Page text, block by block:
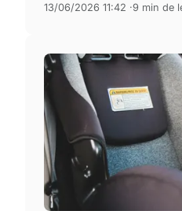
13/06/2026 11:42 9 min de